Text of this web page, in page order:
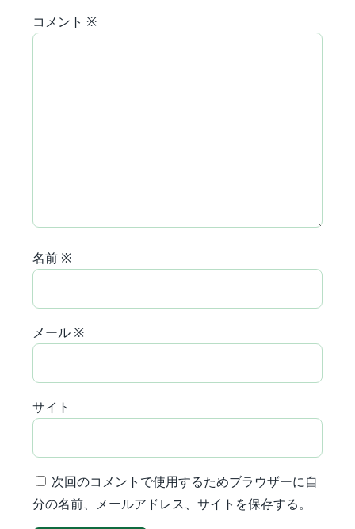
コメント ※
名前 ※
メール ※
サイト
次回のコメントで使用するためブラウザーに自
分の名前、メールアドレス、サイトを保存する。